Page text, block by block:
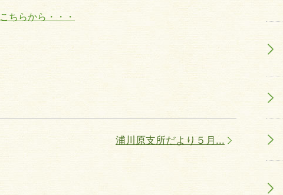
こちらから・・・
浦川原支所だより５月...